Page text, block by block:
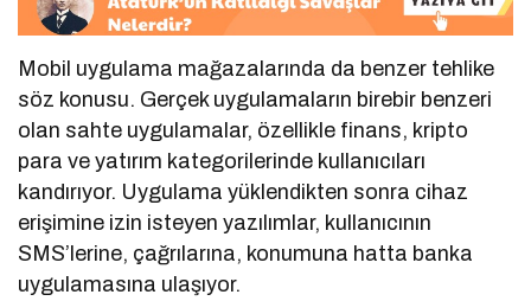
Mobil uygulama mağazalarında da benzer tehlike
söz konusu. Gerçek uygulamaların birebir benzeri
olan sahte uygulamalar, özellikle finans, kripto
para ve yatırım kategorilerinde kullanıcıları
kandırıyor. Uygulama yüklendikten sonra cihaz
erişimine izin isteyen yazılımlar, kullanıcının
SMS’lerine, çağrılarına, konumuna hatta banka
uygulamasına ulaşıyor.